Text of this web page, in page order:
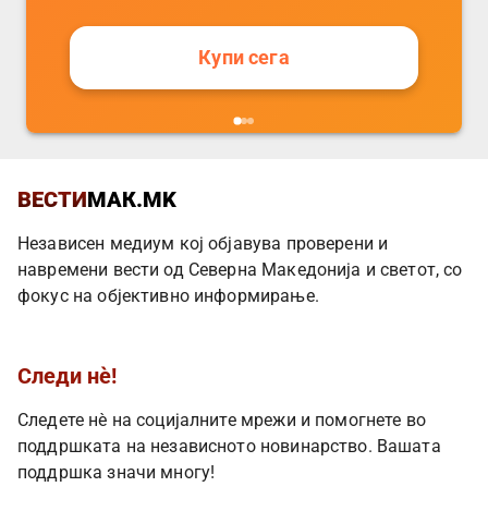
Купи сега
ВЕСТИМАК.MK
Независен медиум кој објавува проверени и
навремени вести од Северна Македонија и светот, со
фокус на објективно информирање.
Следи нè!
Следете нè на социјалните мрежи и помогнете во
поддршката на независното новинарство. Вашата
поддршка значи многу!